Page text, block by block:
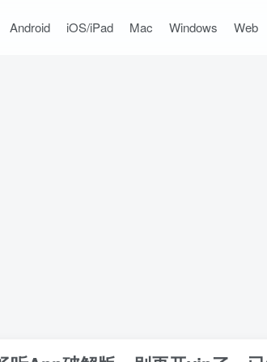
Android iOS/iPad Mac Windows Web